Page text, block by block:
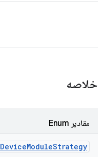
خلاصه
مقادیر Enum
DeviceModuleStrategy